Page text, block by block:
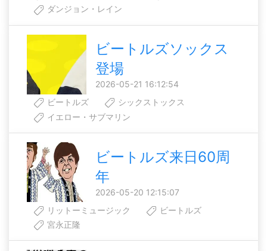
ダンジョン・レイン
ビートルズソックス
登場
2026-05-21 16:12:54
ビートルズ
シックストックス
イエロー・サブマリン
ビートルズ来日60周
年
2026-05-20 12:15:07
リットーミュージック
ビートルズ
宮永正隆